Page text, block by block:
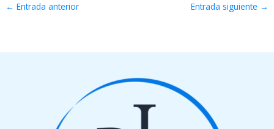
← Entrada anterior Entrada siguiente →